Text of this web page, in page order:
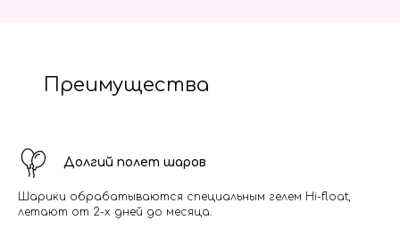
Преимущества
Долгий полет шаров
Шарики обрабатываются специальным гелем Hi-float,
летают от 2-х дней до месяца.